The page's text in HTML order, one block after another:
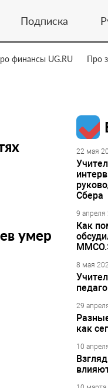
Подписка
финансы UG.RU Про
умер
22 мая
Сбера
9 апреля
Как
8 мая
29
как
10